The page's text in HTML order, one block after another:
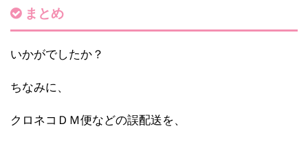
まとめ
いかがでしたか？
ちなみに、
クロネコＤＭ便などの誤配送を、